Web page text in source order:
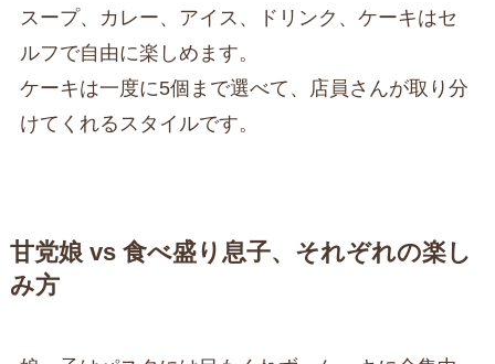
スープ、カレー、アイス、ドリンク、ケーキはセ
ルフで自由に楽しめます。
ケーキは一度に5個まで選べて、店員さんが取り分
けてくれるスタイルです。
甘党娘 vs 食べ盛り息子、それぞれの楽し
み方